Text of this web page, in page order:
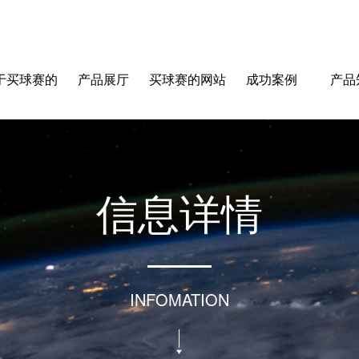
买球赛的 产品展厅 买球赛的网站 成功案例 产
信息详情
INFOMATION